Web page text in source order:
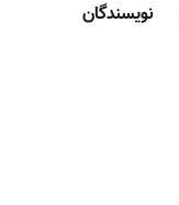
نویسندگان